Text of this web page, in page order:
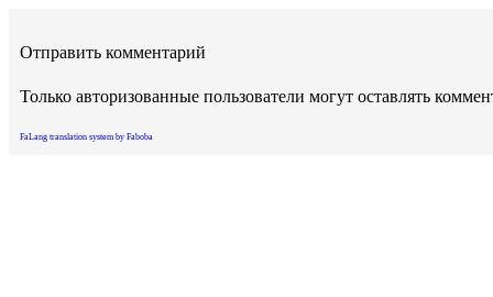
Отправить комментарий
Только авторизованные пользователи могут оставлять
FaLang translation system by Faboba